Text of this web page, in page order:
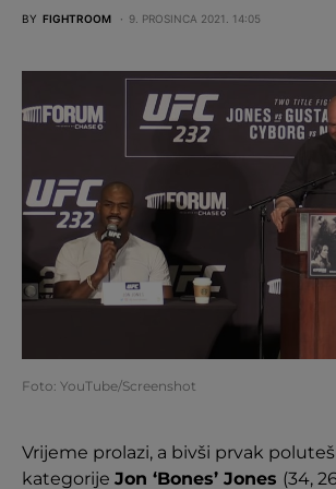
BY FIGHTROOM 9. PROSINCA 2021. 14:05
Foto: YouTube/Screenshot
Vrijeme prolazi, a bivši prvak
kategorije Jon ‘Bones’ Jones (34,